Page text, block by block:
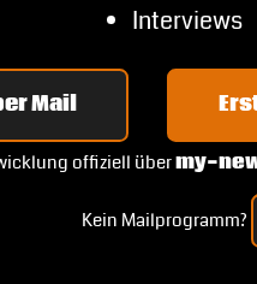
Interviews
Mail
offiziell übermy-
Kein Mailprogramm?